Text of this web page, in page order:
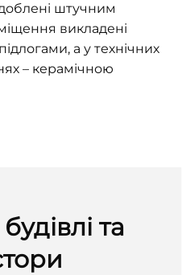
штучним
викладені
а у технічних
– керамічною
та